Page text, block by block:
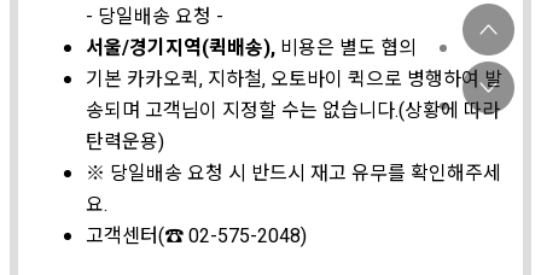
- 당일배송 요청 -
서울/경기지역(퀵배송), 비용은 별도 협의
기본 카카오퀵, 지하철, 오토바이 퀵으로 병행하여 발
송되며 고객님이 지정할 수는 없습니다.(상황에 따라
탄력운용)
※ 당일배송 요청 시 반드시 재고 유무를 확인해주세
요.
고객센터(☎ 02-575-2048)